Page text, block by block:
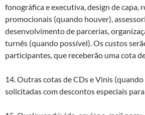
fonográfica e executiva, design de capa,
promocionais (quando houver),
desenvolvimento de parcerias,
turnês (quando possível). Os custos
participantes, que receberão uma cota
14. Outras cotas de CDs e Vinis
solicitadas com descontos especiais